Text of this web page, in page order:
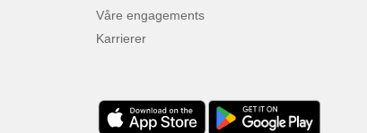
Våre engagements
Karrierer